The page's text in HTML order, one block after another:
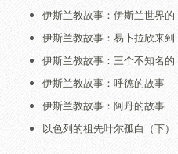
伊斯兰教故事：伊斯兰世界的
伊斯兰教故事：易卜拉欣来到
伊斯兰教故事：三个不知名的
伊斯兰教故事：呼德的故事
伊斯兰教故事：阿丹的故事
以色列的祖先叶尔孤白（下）